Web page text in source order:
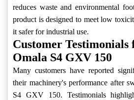
reduces waste and environmental
product is designed to meet low
it safer for industrial use.
Customer Testimonials
Omala S4 GXV 150
Many customers have reported
their machinery's performance after
S4 GXV 150. Testimonials